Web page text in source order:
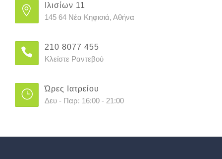
Ιλισίων 11
145 64 Νέα Κηφισιά, Αθήνα
210 8077 455
Κλείστε Ραντεβού
Ώρες Ιατρείου
Δευ - Παρ: 16:00 - 21:00